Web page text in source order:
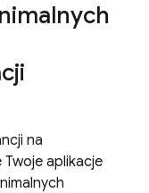
na
Twoje aplikacje